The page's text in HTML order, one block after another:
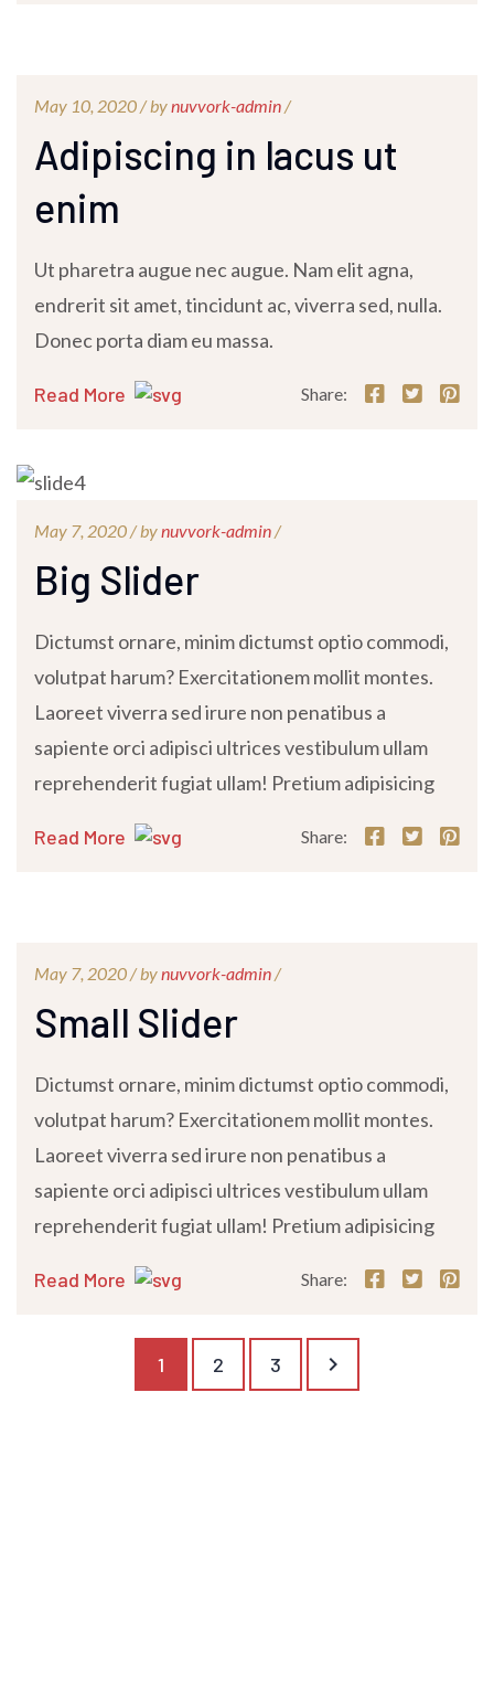
May 10, 2020 /bynuvvork-admin/
Adipiscing in lacus ut
enim
Ut pharetra augue nec augue. Nam elit agna,
endrerit sit amet, tincidunt ac, viverra sed, nulla.
Donec porta diam eu massa.
Read More Share:
May 7, 2020 /bynuvvork-admin/
Big Slider
Dictumst ornare, minim dictumst optio commodi,
volutpat harum? Exercitationem mollit montes.
Laoreet viverra sed irure non penatibus a
sapiente orci adipisci ultrices vestibulum ullam
reprehenderit fugiat ullam! Pretium adipisicing
Read More Share:
May 7, 2020 /bynuvvork-admin/
Small Slider
Dictumst ornare, minim dictumst optio commodi,
volutpat harum? Exercitationem mollit montes.
Laoreet viverra sed irure non penatibus a
sapiente orci adipisci ultrices vestibulum ullam
reprehenderit fugiat ullam! Pretium adipisicing
Read More Share:
1 2 3 keyboard_arrow_right